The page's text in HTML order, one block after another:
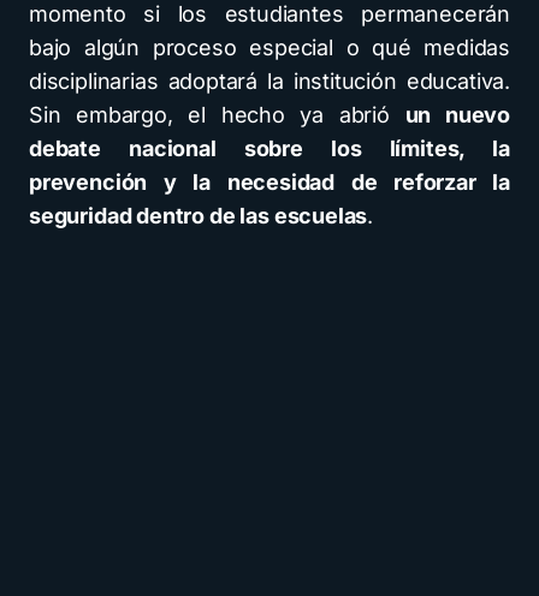
momento si los estudiantes permanecerán
bajo algún proceso especial o qué medidas
disciplinarias adoptará la institución educativa.
Sin embargo, el hecho ya abrió un nuevo
debate nacional sobre los límites, la
prevención y la necesidad de reforzar la
seguridad dentro de las escuelas.